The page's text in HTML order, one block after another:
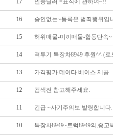
17 인증딜러 =표식에 관하여~!!
16 승인없는~등록은 범죄행위입
15 허위매물-미끼매물-합동단속~
14 격투기 특장차8949 후원^^ (로
13 가격평가 데이타 베이스 제공
12 검색전 참고해주세요.
11 긴급 ~사기주의보 발령합니다.
10 특장차8949~트럭8949의,중고